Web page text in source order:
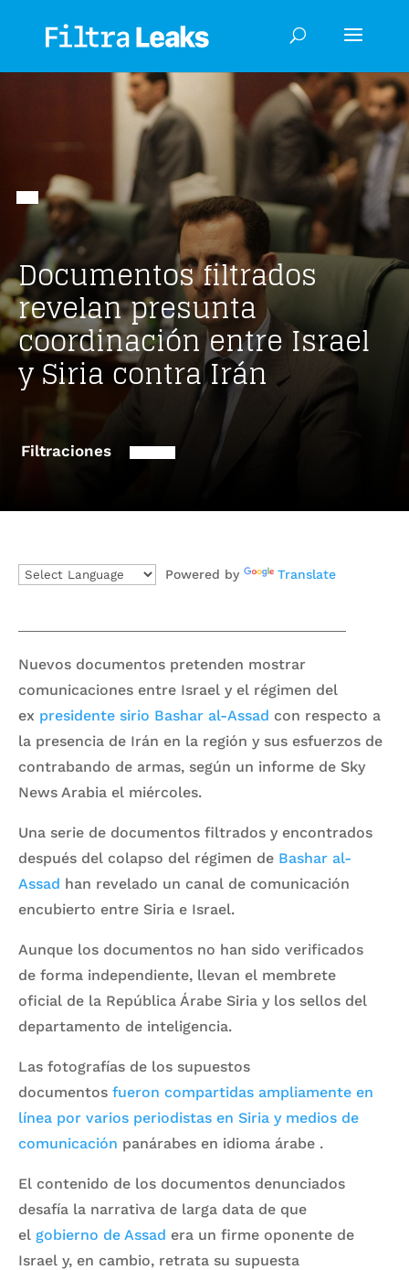
Documentos filtrados
revelan presunta
coordinación entre Israel
y Siria contra Irán
Filtraciones
Powered by Translate
Nuevos documentos pretenden mostrar
comunicaciones entre Israel y el régimen del
ex presidente sirio Bashar al-Assad con respecto a
la presencia de Irán en la región y sus esfuerzos de
contrabando de armas, según un informe de Sky
News Arabia el miércoles.
Una serie de documentos filtrados y encontrados
después del colapso del régimen de Bashar al-
Assad han revelado un canal de comunicación
encubierto entre Siria e Israel.
Aunque los documentos no han sido verificados
de forma independiente, llevan el membrete
oficial de la República Árabe Siria y los sellos del
departamento de inteligencia.
Las fotografías de los supuestos
documentos fueron compartidas ampliamente en
línea por varios periodistas en Siria y medios de
comunicación panárabes en idioma árabe .
El contenido de los documentos denunciados
desafía la narrativa de larga data de que
el gobierno de Assad era un firme oponente de
Israel y, en cambio, retrata su supuesta